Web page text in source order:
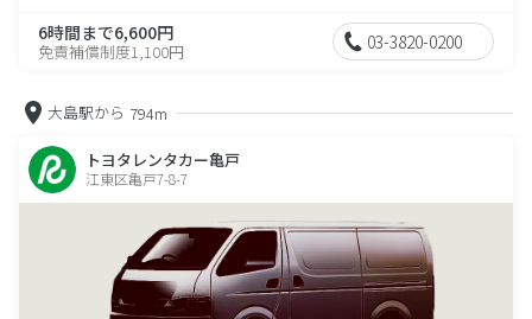
6時間まで6,600円
免責補償制度1,100円 03-3820-0200
大島駅から 794m
トヨタレンタカー亀戸
江東区亀戸7-8-7